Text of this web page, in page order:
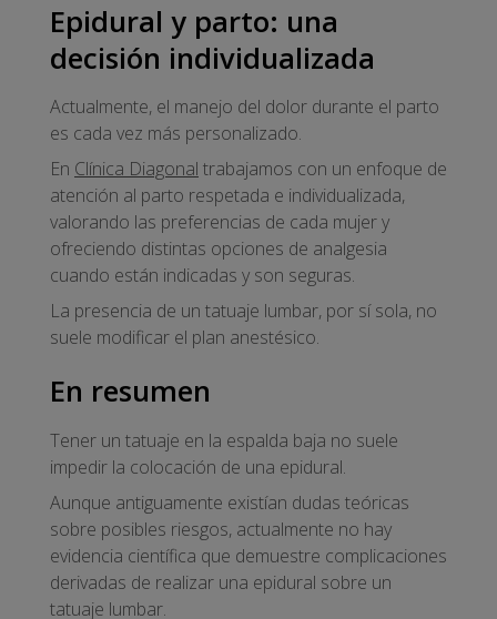
Epidural y parto: una
decisión individualizada
Actualmente, el manejo del dolor durante el parto
es cada vez más personalizado.
En Clínica Diagonal trabajamos con un enfoque de
atención al parto respetada e individualizada,
valorando las preferencias de cada mujer y
ofreciendo distintas opciones de analgesia
cuando están indicadas y son seguras.
La presencia de un tatuaje lumbar, por sí sola, no
suele modificar el plan anestésico.
En resumen
Tener un tatuaje en la espalda baja no suele
impedir la colocación de una epidural.
Aunque antiguamente existían dudas teóricas
sobre posibles riesgos, actualmente no hay
evidencia científica que demuestre complicaciones
derivadas de realizar una epidural sobre un
tatuaje lumbar.